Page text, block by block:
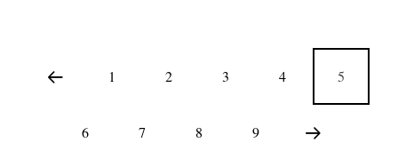
1 2 3 4 5
6 7 8 9